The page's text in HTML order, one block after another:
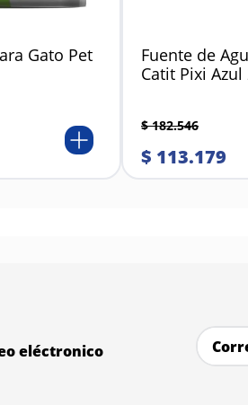
Gato Pet
Fuente de
Catit Pixi Azul
$ 182.546
$ 113.179
eléctronico